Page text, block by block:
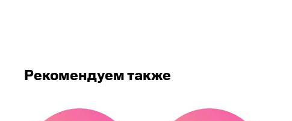
Рекомендуем также